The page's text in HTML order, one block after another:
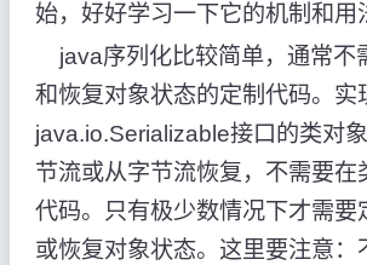
始，好好学习一下它的机制和用
java序列化比较简单，通常不
和恢复对象状态的定制代码。实
java.io.Serializable接口的类对
节流或从字节流恢复，不需要在
代码。只有极少数情况下才需要
或恢复对象状态。这里要注意：